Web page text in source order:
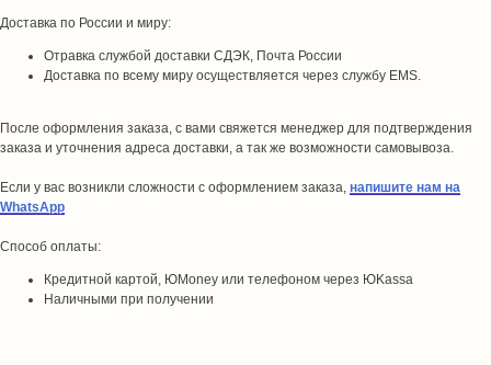
Доставка по России и миру:
Отравка службой доставки СДЭК, Почта России
Доставка по всему миру осуществляется через службу EMS.
После оформления заказа, с вами свяжется менеджер для подтверждения
заказа и уточнения адреса доставки, а так же возможности самовывоза.
Если у вас возникли сложности с оформлением заказа, напишите нам на
WhatsApp
Способ оплаты:
Кредитной картой, ЮMoney или телефоном через ЮKassa
Наличными при получении